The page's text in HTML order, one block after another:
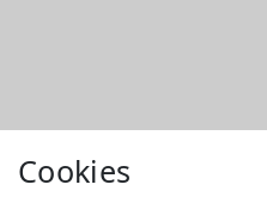
Cookies